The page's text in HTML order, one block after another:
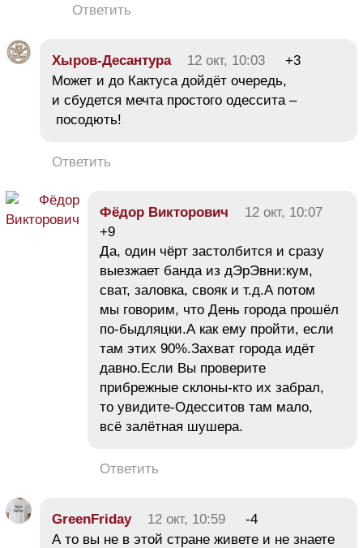
Ответить
Хыров-Десантура 12 окт, 10:03
+3
Может и до Кактуса дойдёт очередь,
и сбудется мечта простого одессита –
посодють!
Ответить
Фёдор Викторович
12 окт, 10:07
+9
Да, один чёрт застолбится и сразу
выезжает банда из дЭрЭвни:кум,
сват, заловка, свояк и т.д.А потом
мы говорим, что День города прошёл
по-быдляцки.А как ему пройти, если
там этих 90%.Захват города идёт
давно.Если Вы проверите
прибрежные склоны-кто их забрал,
то увидите-Одесситов там мало,
всё залётная шушера.
Ответить
GreenFriday 12 окт, 10:59
-4
А то вы не в этой стране живете и не знаете